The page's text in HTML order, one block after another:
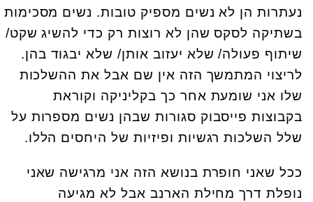
נעתרות הן לא נשים מספיק טובות. נשים מסכימות
בשתיקה לסקס שהן לא רוצות רק כדי להשיג שקט/
שיתוף פעולה/ שלא יעזוב אותן/ שלא יבגוד בהן.
לריצוי המתמשך הזה אין שם אבל את ההשלכות
שלו אני שומעת אחר כך בקליניקה וקוראת
בקבוצות פייסבוק סגורות שבהן נשים מספרות על
שלל השלכות רגשיות ופיזיות של היחסים הללו.
ככל שאני חופרת בנושא הזה אני מרגישה שאני
נופלת דרך מחילת הארנב אבל לא מגיעה